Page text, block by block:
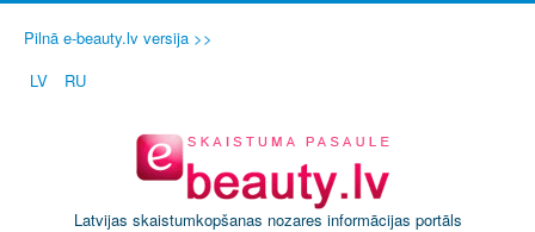
Pilnā e-beauty.lv versija >>
LV
RU
Latvijas skaistumkopšanas nozares informācijas portāls